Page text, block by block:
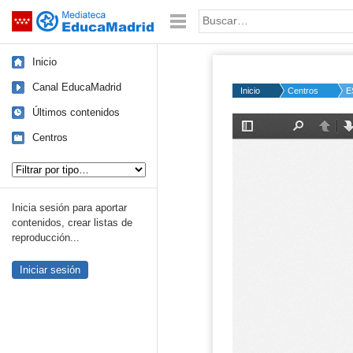
Saltar navegación Palabra o frase:
Inicio
Canal EducaMadrid
Últimos contenidos
Centros
Inicia sesión para aportar
contenidos, crear listas de
reproducción...
Iniciar sesión
Inicio Centros